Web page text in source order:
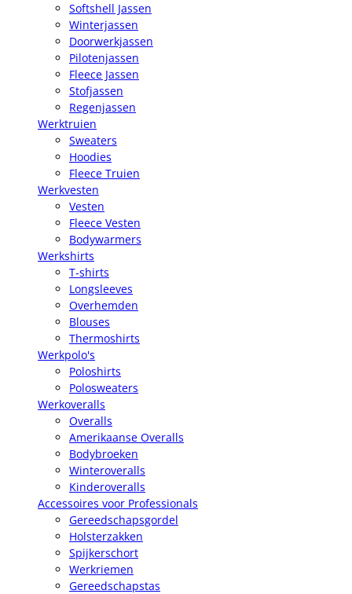
Softshell Jassen
Winterjassen
Doorwerkjassen
Pilotenjassen
Fleece Jassen
Stofjassen
Regenjassen
Werktruien
Sweaters
Hoodies
Fleece Truien
Werkvesten
Vesten
Fleece Vesten
Bodywarmers
Werkshirts
T-shirts
Longsleeves
Overhemden
Blouses
Thermoshirts
Werkpolo's
Poloshirts
Polosweaters
Werkoveralls
Overalls
Amerikaanse Overalls
Bodybroeken
Winteroveralls
Kinderoveralls
Accessoires voor Professionals
Gereedschapsgordel
Holsterzakken
Spijkerschort
Werkriemen
Gereedschapstas